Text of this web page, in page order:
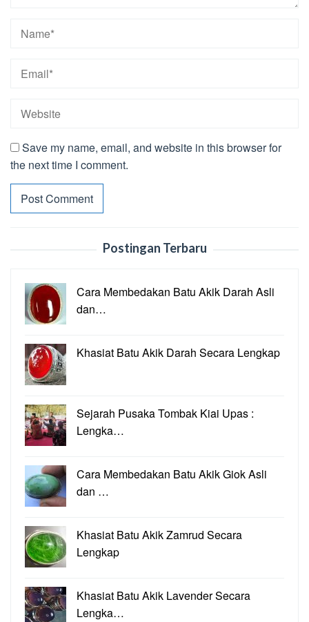
Save my name, email, and website in this browser for
the next time I comment.
Postingan Terbaru
Cara Membedakan Batu Akik Darah Asli
dan…
Khasiat Batu Akik Darah Secara Lengkap
Sejarah Pusaka Tombak Kiai Upas :
Lengka…
Cara Membedakan Batu Akik Giok Asli
dan …
Khasiat Batu Akik Zamrud Secara
Lengkap
Khasiat Batu Akik Lavender Secara
Lengka…